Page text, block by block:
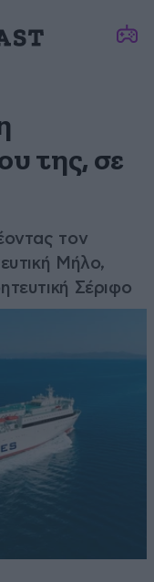
της, σε
τον
Μήλο,
Σέριφο